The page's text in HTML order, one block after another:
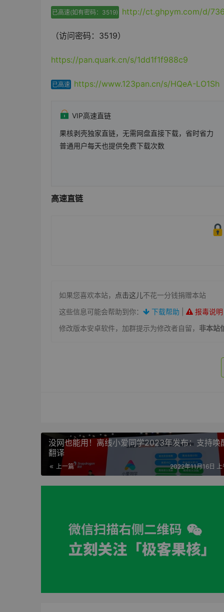
已高速(如有密码：3519) http://ct.ghpym.com/d/
（访问密码：3519）
https://pan.quark.cn/s/1dd1f1f988c9
已高速 https://www.123pan.cn/s/HQeA-LO1Sh
VIP高速直链
果核剥壳独家直链，无需网盘直接下载，省时省力
普通用户每天也提供免费下载次数
高速直链
如果您喜欢本站， 点击这儿不花一分钱捐赠本站
这些信息可能会帮助到你：
下载帮助 报毒说明
修改版本安卓软件，加群提示为修改者自留， 非本站
没网也能用！离线小爱同学2023年发布：支持唤
翻译
上一篇 2022年11月16日